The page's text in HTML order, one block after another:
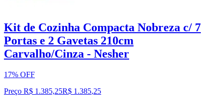
Kit de Cozinha Compacta Nobreza c/ 7
Portas e 2 Gavetas 210cm
Carvalho/Cinza - Nesher
17% OFF
Preço R$ 1.385,25R$ 1.385,25